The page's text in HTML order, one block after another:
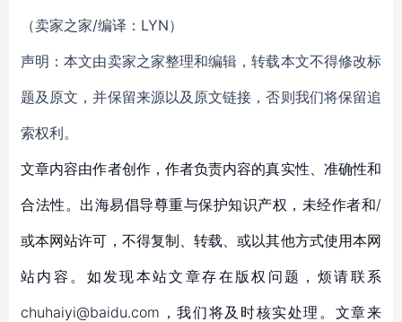
（卖家之家/编译：LYN）
声明：本文由卖家之家整理和编辑，转载本文不得修改标
题及原文，并保留来源以及原文链接，否则我们将保留追
索权利。
文章内容由作者创作，作者负责内容的真实性、准确性和
合法性。出海易倡导尊重与保护知识产权，未经作者和/
或本网站许可，不得复制、转载、或以其他方式使用本网
站内容。如发现本站文章存在版权问题，烦请联系
chuhaiyi@baidu.com，我们将及时核实处理。文章来